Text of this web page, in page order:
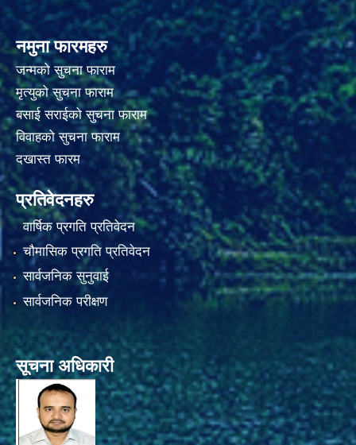
नमुना फारमहरु
जन्मको सुचना फाराम
मृत्युको सुचना फाराम
बसाई सराईको सुचना फाराम
विवाहको सुचना फाराम
दखास्त फारम
प्रतिवेदनहरु
वार्षिक प्रगति प्रतिवेदन
चौमासिक प्रगति प्रतिवेदन
सार्वजनिक सुनुवाई
सार्वजनिक परीक्षण
सूचना अधिकारी